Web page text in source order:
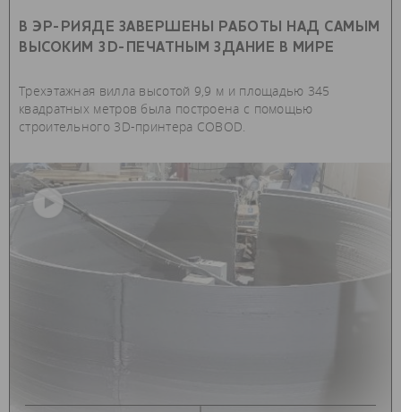
В ЭР-РИЯДЕ ЗАВЕРШЕНЫ РАБОТЫ НАД САМЫМ
ВЫСОКИМ 3D-ПЕЧАТНЫМ ЗДАНИЕ В МИРЕ
Трехэтажная вилла высотой 9,9 м и площадью 345
квадратных метров была построена с помощью
строительного 3D-принтера COBOD.